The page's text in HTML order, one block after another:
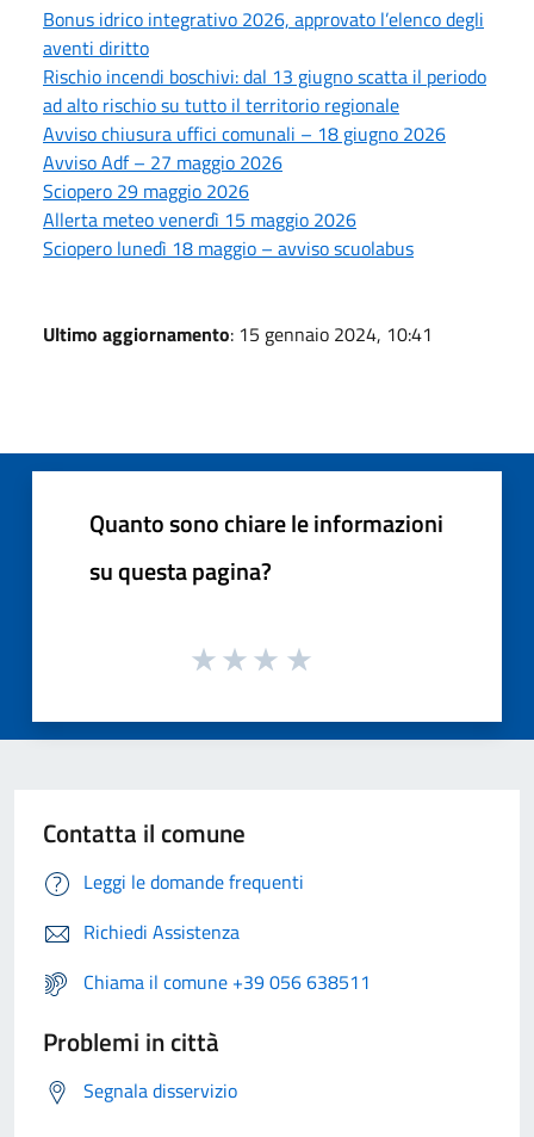
Bonus idrico integrativo 2026, approvato l’elenco degli
aventi diritto
Rischio incendi boschivi: dal 13 giugno scatta il periodo
ad alto rischio su tutto il territorio regionale
Avviso chiusura uffici comunali – 18 giugno 2026
Avviso Adf – 27 maggio 2026
Sciopero 29 maggio 2026
Allerta meteo venerdì 15 maggio 2026
Sciopero lunedì 18 maggio – avviso scuolabus
Ultimo aggiornamento: 15 gennaio 2024, 10:41
Quanto sono chiare le informazioni
su questa pagina?
Contatta il comune
Leggi le domande frequenti
Richiedi Assistenza
Chiama il comune +39 056 638511
Problemi in città
Segnala disservizio